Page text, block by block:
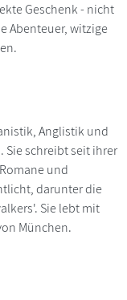
Geschenk - nicht
Abenteuer, witzige
Anglistik und
schreibt seit ihrer
und
darunter die
Sie lebt mit
München.